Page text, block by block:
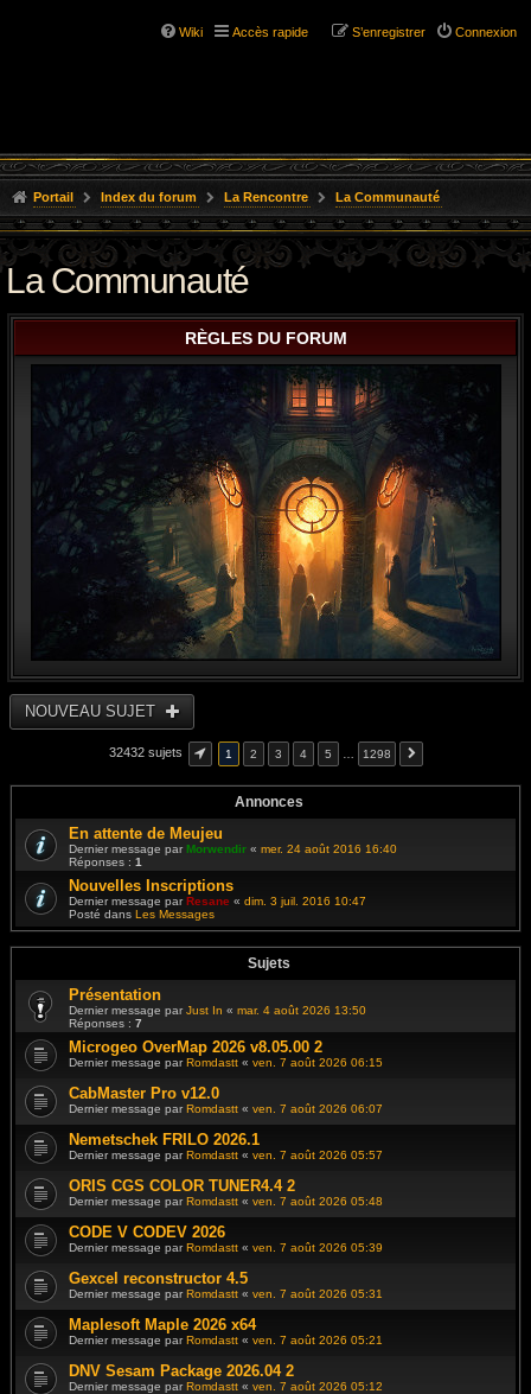
Wiki Accès rapide Connexion
S’enregistrer
Portail Index du forum La Rencontre La Communauté
La Communauté
RÈGLES DU FORUM
NOUVEAU SUJET
32432 sujets 1 2 3 4 5 1298
Annonces
En attente de Meujeu
Dernier message parMorwendir « mer. 24 août 2016 16:40
Réponses : 1
Nouvelles Inscriptions
Dernier message parResane « dim. 3 juil. 2016 10:47
Posté dans Les Messages
Sujets
Présentation
Dernier message parJust In « mar. 4 août 2026 13:50
Réponses : 7
Microgeo OverMap 2026 v8.05.00 2
Dernier message parRomdastt « ven. 7 août 2026 06:15
CabMaster Pro v12.0
Dernier message parRomdastt « ven. 7 août 2026 06:07
Nemetschek FRILO 2026.1
Dernier message parRomdastt « ven. 7 août 2026 05:57
ORIS CGS COLOR TUNER4.4 2
Dernier message parRomdastt « ven. 7 août 2026 05:48
CODE V CODEV 2026
Dernier message parRomdastt « ven. 7 août 2026 05:39
Gexcel reconstructor 4.5
Dernier message parRomdastt « ven. 7 août 2026 05:31
Maplesoft Maple 2026 x64
Dernier message parRomdastt « ven. 7 août 2026 05:21
DNV Sesam Package 2026.04 2
Dernier message parRomdastt « ven. 7 août 2026 05:12